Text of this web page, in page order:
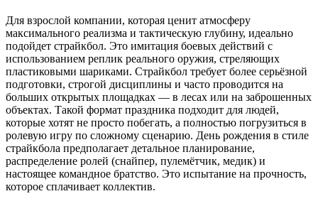
Для взрослой компании, которая ценит атмосферу
максимального реализма и тактическую глубину, идеально
подойдет страйкбол. Это имитация боевых действий с
использованием реплик реального оружия, стреляющих
пластиковыми шариками. Страйкбол требует более серьёзной
подготовки, строгой дисциплины и часто проводится на
больших открытых площадках — в лесах или на заброшенных
объектах. Такой формат праздника подходит для людей,
которые хотят не просто побегать, а полностью погрузиться в
ролевую игру по сложному сценарию. День рождения в стиле
страйкбола предполагает детальное планирование,
распределение ролей (снайпер, пулемётчик, медик) и
настоящее командное братство. Это испытание на прочность,
которое сплачивает коллектив.